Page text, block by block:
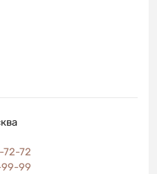
72-72
99-99